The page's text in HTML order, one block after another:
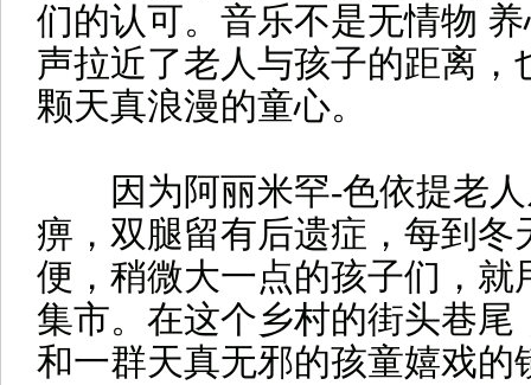
们的认可。音乐不是无情物
声拉近了老人与孩子的距离，
颗天真浪漫的童心。
因为阿丽米罕-色依提老人
痹，双腿留有后遗症，每到冬
便，稍微大一点的孩子们，就
集市。在这个乡村的街头巷尾
和一群天真无邪的孩童嬉戏的